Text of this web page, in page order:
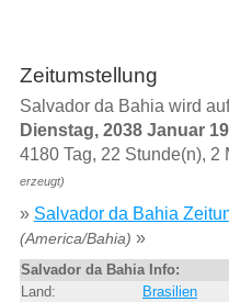
Zeitumstellung
Salvador da Bahia wird
Dienstag, 2038 Januar 19
4180 Tag, 22 Stunde(n), 2
erzeugt)
» Salvador da Bahia
(America/Bahia) »
Salvador da Bahia Info:
Land:
Brasilien